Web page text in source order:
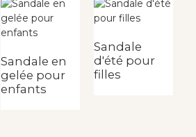
Sandale en
gelée pour
enfants
Sandale
d'été pour
filles